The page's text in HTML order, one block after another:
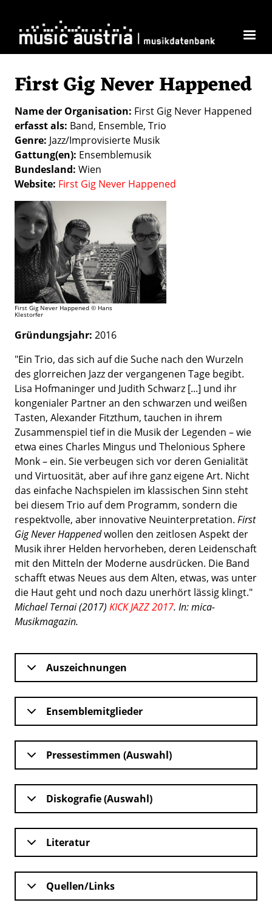
First Gig Never Happened
Name der Organisation First Gig Never Happened
erfasst als Band Ensemble Trio
Genre Jazz/Improvisierte Musik
Gattung(en) Ensemblemusik
Bundesland Wien
Website First Gig Never Happened
First Gig Never Happened © Hans
Klestorfer
Gründungsjahr: 2016
"Ein Trio, das sich auf die Suche nach den Wurzeln
des glorreichen Jazz der vergangenen Tage begibt.
Lisa Hofmaninger und Judith Schwarz [...] und ihr
kongenialer Partner an den schwarzen und weißen
Tasten, Alexander Fitzthum, tauchen in ihrem
Zusammenspiel tief in die Musik der Legenden – wie
etwa eines Charles Mingus und Thelonious Sphere
Monk – ein. Sie verbeugen sich vor deren Genialität
und Virtuosität, aber auf ihre ganz eigene Art. Nicht
das einfache Nachspielen im klassischen Sinn steht
bei diesem Trio auf dem Programm, sondern die
respektvolle, aber innovative Neuinterpretation. First
Gig Never Happenedwollen den zeitlosen Aspekt der
Musik ihrer Helden hervorheben, deren Leidenschaft
mit den Mitteln der Moderne ausdrücken. Die Band
schafft etwas Neues aus dem Alten, etwas, was unter
die Haut geht und noch dazu unerhört lässig klingt."
Michael Ternai (2017) KICK JAZZ 2017. In:mica-
Musikmagazin.
Auszeichnungen
Ensemblemitglieder
Pressestimmen (Auswahl)
Diskografie (Auswahl)
Literatur
Quellen/Links